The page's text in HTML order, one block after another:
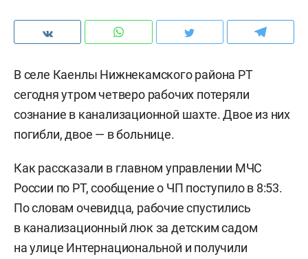
В селе Каенлы Нижнекамского района РТ
сегодня утром четверо рабочих потеряли
сознание в канализационной шахте. Двое из них
погибли, двое — в больнице.
Как рассказали в главном управлении МЧС
России по РТ, сообщение о ЧП поступило в 8:53.
По словам очевидца, рабочие спустились
в канализационный люк за детским садом
на улице Интернациональной и получили